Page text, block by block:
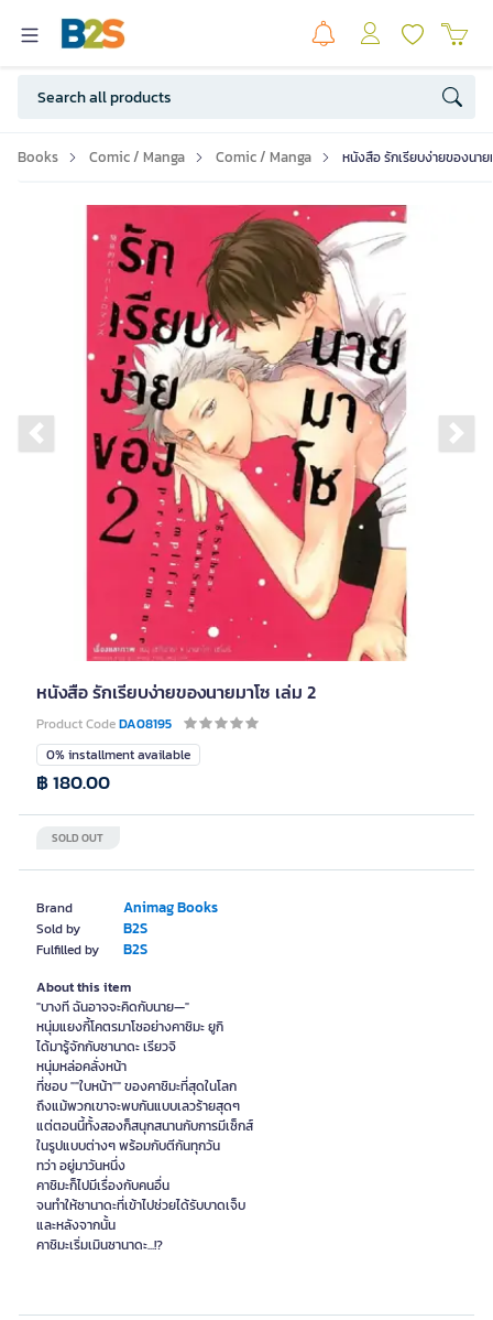
Books Comic / Manga Comic / Manga หนังสือ รักเรียบง่ายของนาย
Previous slide
หนังสือ รักเรียบง่ายของนายมาโซ เล่ม 2
Product CodeDA08195
Brand Animag Books
Sold by B2S
Fulfilled by B2S
0% installment available
SOLD OUT
฿ 180.00
About this item
"บางที ฉันอาจจะคิดกับนาย—"
หนุ่มแยงกี้โคตรมาโซอย่างคาชิมะ ยูกิ
ได้มารู้จักกับซานาดะ เรียวจิ
หนุ่มหล่อคลั่งหน้า
ที่ชอบ ""ใบหน้า"" ของคาชิมะที่สุดในโลก
ถึงแม้พวกเขาจะพบกันแบบเลวร้ายสุดๆ
แต่ตอนนี้ทั้งสองก็สนุกสนานกับการมีเซ็กส์
ในรูปแบบต่างๆ พร้อมกับตีกันทุกวัน
ทว่า อยู่มาวันหนึ่ง
คาชิมะก็ไปมีเรื่องกับคนอื่น
จนทำให้ซานาดะที่เข้าไปช่วยได้รับบาดเจ็บ
และหลังจากนั้น
คาชิมะเริ่มเมินซานาดะ...!?